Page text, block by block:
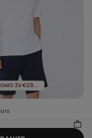
PROMO 3X€29.99